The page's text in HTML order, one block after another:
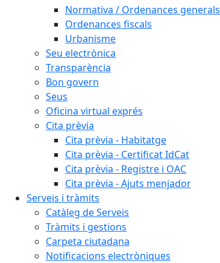
Normativa / Ordenances generals
Ordenances fiscals
Urbanisme
Seu electrònica
Transparència
Bon govern
Seus
Oficina virtual exprés
Cita prèvia
Cita prèvia - Habitatge
Cita prèvia - Certificat IdCat
Cita prèvia - Registre i OAC
Cita prèvia - Ajuts menjador
Serveis i tràmits
Catàleg de Serveis
Tràmits i gestions
Carpeta ciutadana
Notificacions electròniques